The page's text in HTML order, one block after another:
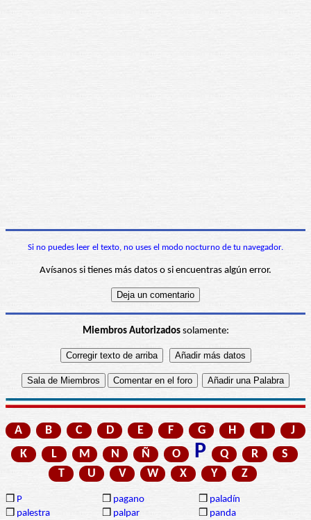
Si no puedes leer el texto, no uses el modo nocturno de tu navegador.
Avísanos si tienes más datos o si encuentras algún error.
Miembros Autorizadossolamente:
A B C D E F G H I
J
K
L M N Ñ O P Q R
S
T
U V W X Y Z
❒ P ❒ pagano ❒ paladín
❒ palestra ❒ palpar ❒ panda